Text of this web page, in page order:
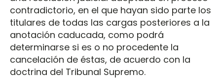
contradictorio, en el que hayan sido parte los
titulares de todas las cargas posteriores a la
anotación caducada, como podrá
determinarse si es o no procedente la
cancelación de éstas, de acuerdo con la
doctrina del Tribunal Supremo.